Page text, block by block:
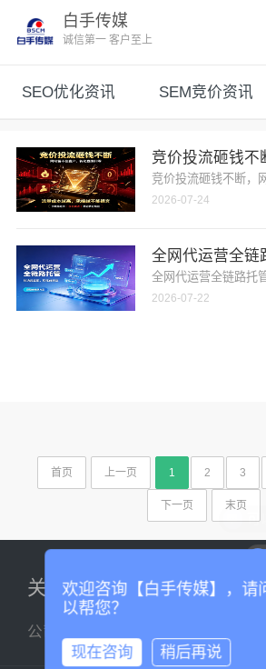
白手传媒
诚信第一 客户至上
SEO优化资讯 SEM竞价资讯
竞价投流砸钱不
竞价投流砸钱不断，
2026-07-24
全网代运营全链
全网代运营全链路托
2026-07-22
首页 上一页 1 2 3
下一页 末页
关于我们
公司简介
欢迎咨询【白手传媒】，请
以帮您？
现在咨询 稍后再说